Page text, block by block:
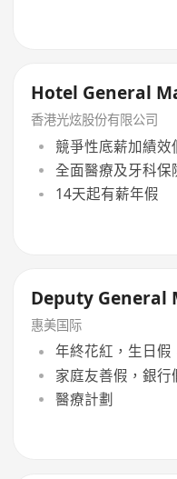
Hotel General
香港光炫股份有限公司
競爭性底薪加績效
全面醫療及牙科保
14天起有薪年假
Deputy General
惠美国际
年終花紅，生日假
家庭友善假，銀行
醫療計劃